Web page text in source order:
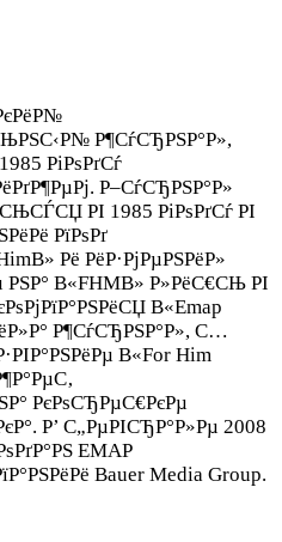
Р¶СѓСЂРЅР°Р»,
РіРѕРґСѓ
Р–СѓСЂРЅР°Р»
РІ 1985 РіРѕРґСѓ РІ
РїРѕРґ
Рё РёР·РјРµРЅРёР»
РЅР° В«FHMВ» Р»РёС€СЊ РІ
В«Emap
Р¶СѓСЂРЅР°Р», С…
В«For Him
РєРѕСЂРµС€РєРµ
Р’ С„РµРІСЂР°Р»Рµ 2008
EMAP
Bauer Media Group.